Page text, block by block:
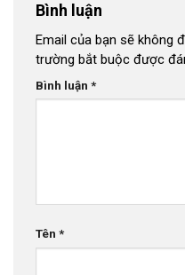
Bình luận
Email của bạn sẽ không
trường bắt buộc được
Bình luận *
Tên *